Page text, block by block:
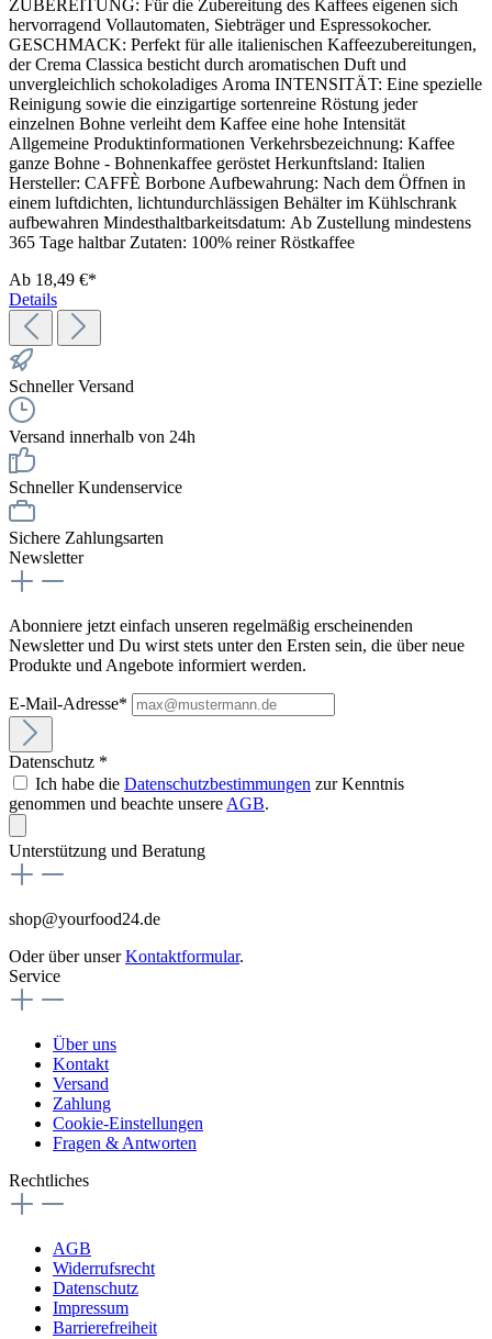
ZUBEREITUNG: Für die Zubereitung des Kaffees eigenen sich
hervorragend Vollautomaten, Siebträger und Espressokocher.
GESCHMACK: Perfekt für alle italienischen Kaffeezubereitungen,
der Crema Classica besticht durch aromatischen Duft und
unvergleichlich schokoladiges Aroma INTENSITÄT: Eine spezielle
Reinigung sowie die einzigartige sortenreine Röstung jeder
einzelnen Bohne verleiht dem Kaffee eine hohe Intensität
Allgemeine Produktinformationen Verkehrsbezeichnung: Kaffee
ganze Bohne - Bohnenkaffee geröstet Herkunftsland: Italien
Hersteller: CAFFÈ Borbone Aufbewahrung: Nach dem Öffnen in
einem luftdichten, lichtundurchlässigen Behälter im Kühlschrank
aufbewahren Mindesthaltbarkeitsdatum: Ab Zustellung mindestens
365 Tage haltbar Zutaten: 100% reiner Röstkaffee
Ab 18,49 €*
Details
Schneller Versand
Versand innerhalb von 24h
Schneller Kundenservice
Sichere Zahlungsarten
Newsletter
Abonniere jetzt einfach unseren regelmäßig erscheinenden
Newsletter und Du wirst stets unter den Ersten sein, die über neue
Produkte und Angebote informiert werden.
E-Mail-Adresse*
Datenschutz *
Ich habe die Datenschutzbestimmungen zur Kenntnis
genommen und beachte unsere AGB.
Unterstützung und Beratung
shop@yourfood24.de
Oder über unserKontaktformular.
Service
Über uns
Kontakt
Versand
Zahlung
Cookie-Einstellungen
Fragen & Antworten
Rechtliches
AGB
Widerrufsrecht
Datenschutz
Impressum
Barrierefreiheit